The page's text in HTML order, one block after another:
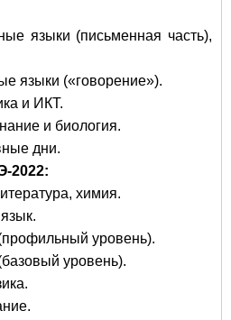
языки (письменная часть),
языки («говорение»).
и ИКТ.
и биология.
дни.
2022:
химия.
уровень).
уровень).